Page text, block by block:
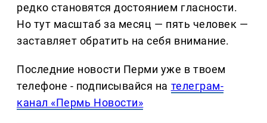
редко становятся достоянием гласности.
Но тут масштаб за месяц — пять человек —
заставляет обратить на себя внимание.
Последние новости Перми уже в твоем
телефоне - подписывайся на телеграм-
канал «Пермь Новости»